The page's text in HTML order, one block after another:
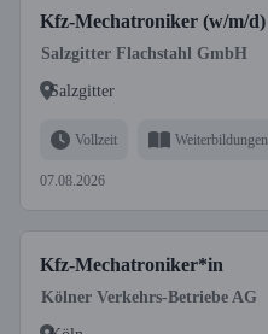
Kfz-Mechatroniker (w/m/d)
Salzgitter Flachstahl GmbH
Salzgitter
Vollzeit Weiterbildungen
07.08.2026
Kfz-Mechatroniker*in
Kölner Verkehrs-Betriebe AG